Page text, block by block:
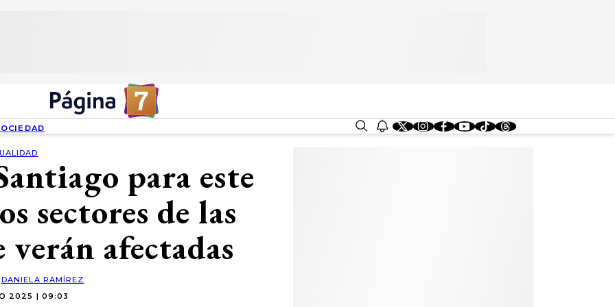
para este
sectores de las
verán afectadas
DANIELA RAMÍREZ
2025 | 09:03